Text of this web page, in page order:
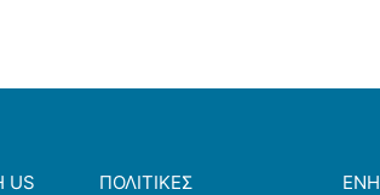
US ΠΟΛΙΤΙΚΕΣ